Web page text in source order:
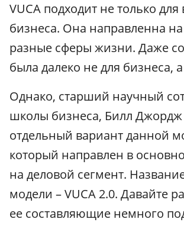
VUCA подходит не только
бизнеса. Она направленна
разные сферы жизни. Даже
была далеко не для бизнеса,
Однако, старший научный
школы бизнеса, Билл Джордж
отдельный вариант данной
который направлен в
на деловой сегмент.
модели – VUCA 2.0. Давайте
ее составляющие немного